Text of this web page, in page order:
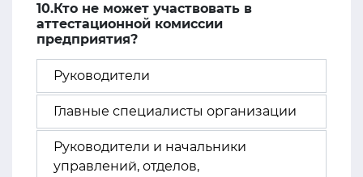
10.Кто не может участвовать в
аттестационной комиссии
предприятия?
Руководители
Главные специалисты организации
Руководители и начальники
управлений, отделов,